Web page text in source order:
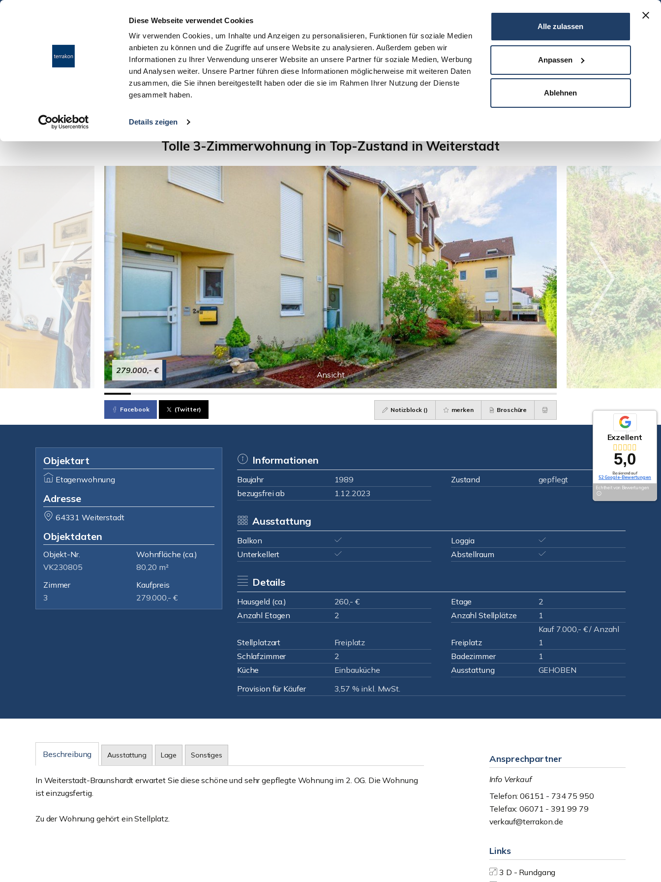
Diese Webseite verwendet Cookies
Wir verwenden Cookies, um Inhalte und Anzeigen zu personalisieren, Funktionen für soziale Medien
anbieten zu können und die Zugriffe auf unsere Website zu analysieren. Außerdem geben wir
Informationen zu Ihrer Verwendung unserer Website an unsere Partner für soziale Medien, Werbung
und Analysen weiter. Unsere Partner führen diese Informationen möglicherweise mit weiteren Daten
zusammen, die Sie ihnen bereitgestellt haben oder die sie im Rahmen Ihrer Nutzung der Dienste
gesammelt haben.
Details zeigen
Alle zulassen
Anpassen
Ablehnen
START IMMOBILIEN EIGENTÜMER INTERESSENTEN
Anzahl der Objekte:
Tolle 3-Zimmerwohnung in Top-Zustand in Weiterstadt
Ansicht
279.000,- €
Facebook (Twitter) Notizblock () merken Broschüre
Objektart
Etagenwohnung
Adresse
64331 Weiterstadt
Objektdaten
Objekt-Nr.
VK230805
Wohnfläche (ca.)
80,20 m²
Zimmer
3
Kaufpreis
279.000,- €
Informationen
Baujahr 1989 Zustand
gepflegt
bezugsfrei ab
1.12.2023
Ausstattung
Balkon
Loggia
Unterkellert
Abstellraum
Details
Hausgeld (ca.) 260,- € Etage
2
Anzahl Etagen
2 Anzahl Stellplätze 1
Stellplatzart Freiplatz Freiplatz
Kauf 7.000,- € / Anzahl
1
Schlafzimmer
2 Badezimmer
1
Küche
Einbauküche Ausstattung
GEHOBEN
Provision für Käufer
3,57 % inkl. MwSt.
Beschreibung Ausstattung Lage Sonstiges
In Weiterstadt-Braunshardt erwartet Sie diese schöne und sehr gepflegte Wohnung im 2. OG. Die Wohnung
ist einzugsfertig.
Zu der Wohnung gehört ein Stellplatz.
Ansprechpartner
Info Verkauf
Telefon: 06151 - 734 75 950
Telefax: 06071 - 391 99 79
verkauf@terrakon.de
Links
3 D - Rundgang
Exzellent
5,0
Basierend auf
52 Google-Bewertungen
Echtheit von Bewertungen